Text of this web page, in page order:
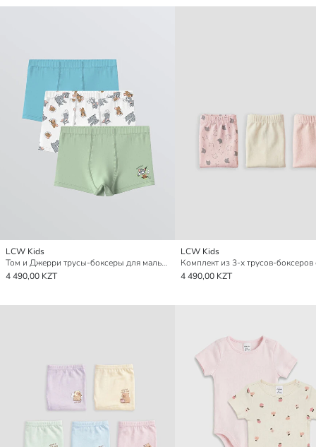
LCW Kids
Том и Джерри трусы-боксеры для мальчиков с принтом, набор из 3 штук
4 490,00 KZT
LCW Kids
4 490,00 KZT